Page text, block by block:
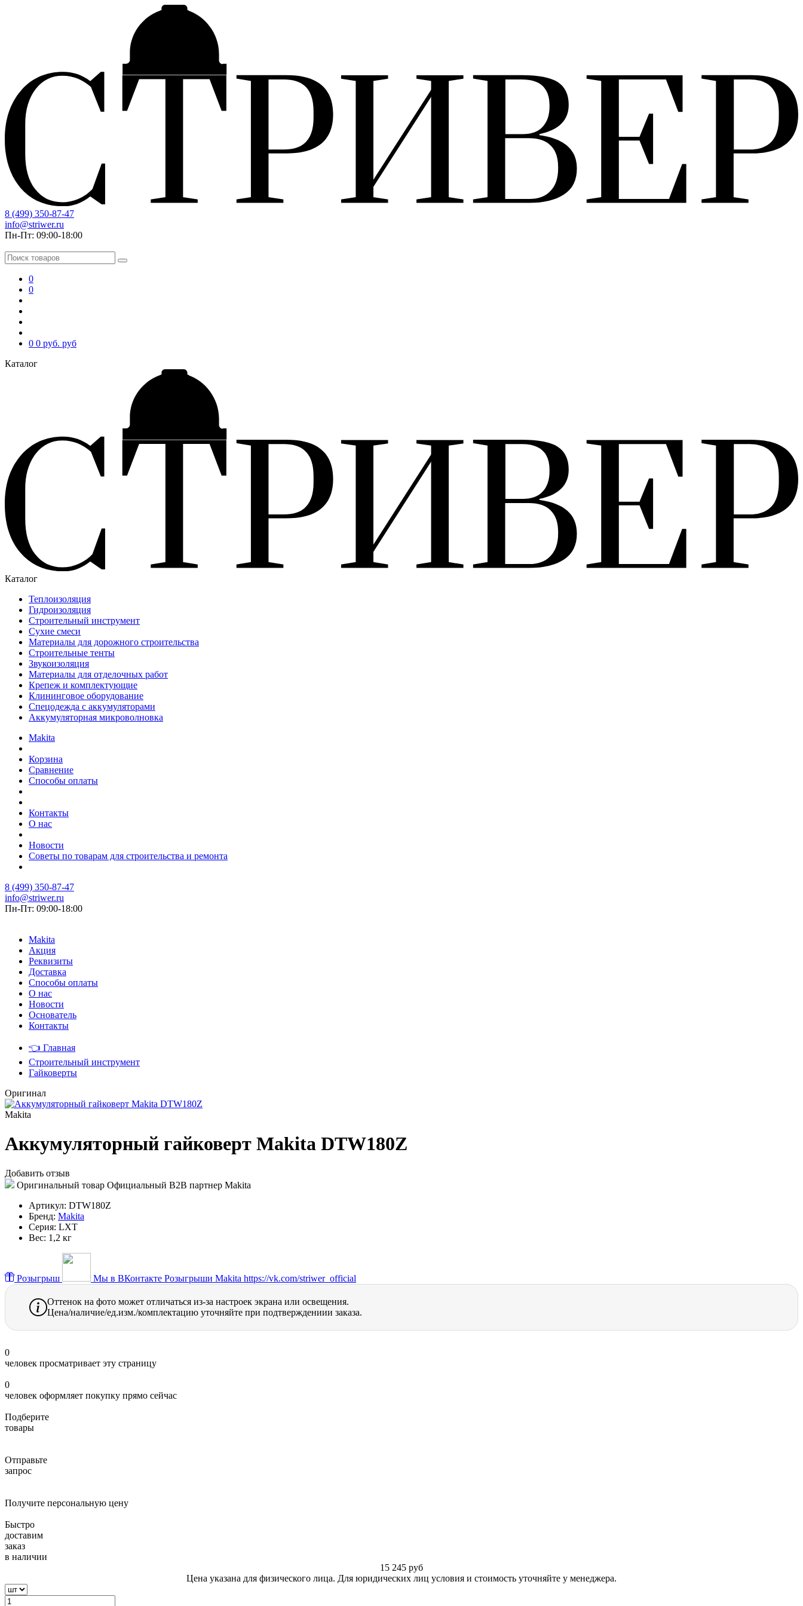
8 (499) 350-87-47
info@striwer.ru
Пн-Пт: 09:00-18:00
0
0
0 0 руб. руб
Каталог
Каталог
Теплоизоляция
Гидроизоляция
Строительный инструмент
Сухие смеси
Материалы для дорожного строительства
Строительные тенты
Звукоизоляция
Материалы для отделочных работ
Крепеж и комплектующие
Клининговое оборудование
Спецодежда с аккумуляторами
Аккумуляторная микроволновка
Makita
Корзина
Сравнение
Способы оплаты
Контакты
О нас
Новости
Советы по товарам для строительства и ремонта
8 (499) 350-87-47
info@striwer.ru
Пн-Пт: 09:00-18:00
Makita
Акция
Реквизиты
Доставка
Способы оплаты
О нас
Новости
Основатель
Контакты
👈 Главная
Строительный инструмент
Гайковерты
Оригинал
Makita
Аккумуляторный гайковерт Makita DTW180Z
Добавить отзыв
Оригинальный товар Официальный B2B партнер Makita
Артикул: DTW180Z
Бренд: Makita
Серия: LXT
Вес: 1,2 кг
Розыгрыш Мы в ВКонтакте Розыгрыши Makita https://vk.com/striwer_official
Оттенок на фото может отличаться из-за настроек экрана или освещения.
Цена/наличие/ед.изм./комплектацию уточняйте при подтверждениии заказа.
0
человек просматривает эту страницу
0
человек оформляет покупку прямо сейчас
Подберите
товары
Отправьте
запрос
Получите персональную цену
Быстро
доставим
заказ
в наличии
15 245 руб
Цена указана для физического лица. Для юридических лиц условия и стоимость уточняйте у менеджера.